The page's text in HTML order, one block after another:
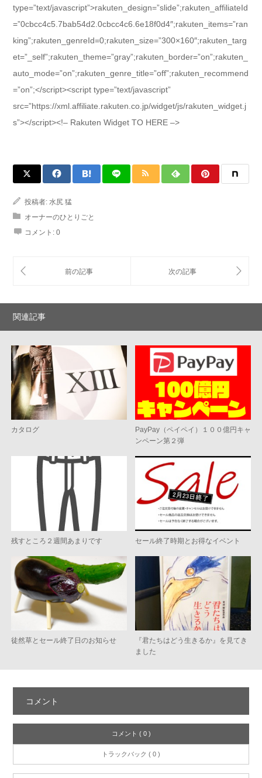
type=”text/javascript”>rakuten_design=”slide”;rakuten_affiliateId
=”0cbcc4c5.7bab54d2.0cbcc4c6.6e18f0d4″;rakuten_items=”ran
king”;rakuten_genreId=0;rakuten_size=”300×160″;rakuten_targ
et=”_self”;rakuten_theme=”gray”;rakuten_border=”on”;rakuten_
auto_mode=”on”;rakuten_genre_title=”off”;rakuten_recommend
=”on”;</script><script type=”text/javascript”
src=”https://xml.affiliate.rakuten.co.jp/widget/js/rakuten_widget.j
s”></script><!– Rakuten Widget TO HERE –>
投稿者: 水尻 猛
オーナーのひとりごと
コメント: 0
関連記事
カタログ
PayPay（ペイペイ）１００億円キャ
ンペーン第２弾
残すところ２週間あまりです セール終了時期とお得なイベント
徒然草とセール終了日のお知らせ
『君たちはどう生きるか』を見てき
ました
コメント
コメント ( 0 )
トラックバック ( 0 )